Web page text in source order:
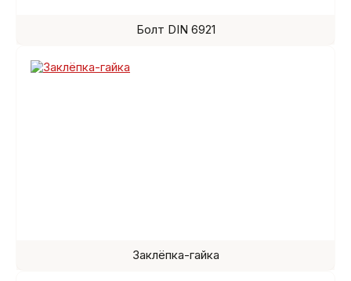
Болт DIN 6921
Заклёпка-гайка